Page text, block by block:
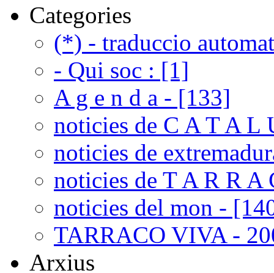
Categories
(*) - traduccio
- Qui soc : [1]
A g e n d a - [133]
noticies de C A T A L
noticies de
noticies de T A R R A
noticies del mon -
TARRACO VIVA -
Arxius